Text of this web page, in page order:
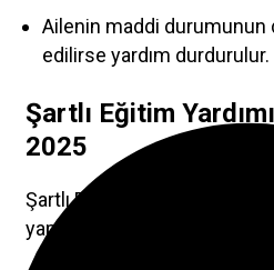
Ailenin maddi
edilirse yardım durdurulur.
Şartlı Eğitim
2025
Şartlı Eğitim Yardımı için
yapılabilir: